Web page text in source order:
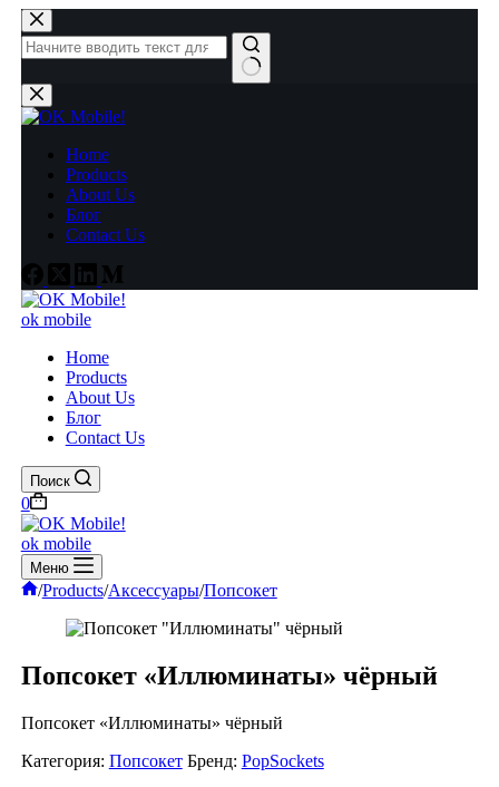
Перейти
к
сути
Ничего
не
Home
Products
About Us
Блог
Contact Us
ok mobile
Home
Products
About Us
Блог
Contact Us
Поиск
Корзина
0
ok mobile
Меню
Главная
/Products/Аксессуары/Попсокет
Попсокет «Иллюминаты» чёрный
Попсокет «Иллюминаты» чёрный
Категория: Попсокет Бренд: PopSockets